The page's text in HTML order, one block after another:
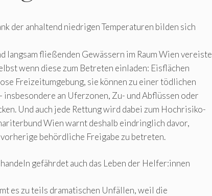
der anhaltend niedrigen Temperaturen bilden sich
langsam fließenden Gewässern im Raum Wien vereiste
wenn diese zum Betreten einladen: Eisflächen
Freizeitumgebung, sie können zu einer tödlichen
insbesondere an Uferzonen, Zu- und Abflüssen oder
Und auch jede Rettung wird dabei zum Hochrisiko-
Wien warnt deshalb eindringlich davor,
behördliche Freigabe zu betreten.
gefährdet auch das Leben der Helfer:innen
es zu teils dramatischen Unfällen, weil die